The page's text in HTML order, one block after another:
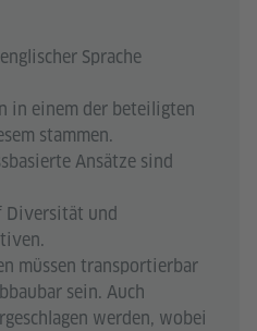
Sprache
in einem der beteiligten
stammen.
Ansätze sind
Diversität und
müssen transportierbar
sein. Auch
werden, wobei